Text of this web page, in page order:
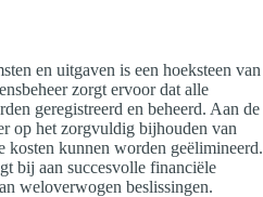
en uitgaven is een hoeksteen van
zorgt ervoor dat alle
geregistreerd en beheerd. Aan de
op het zorgvuldig bijhouden van
kosten kunnen worden geëlimineerd.
bij aan succesvolle financiële
weloverwogen beslissingen.